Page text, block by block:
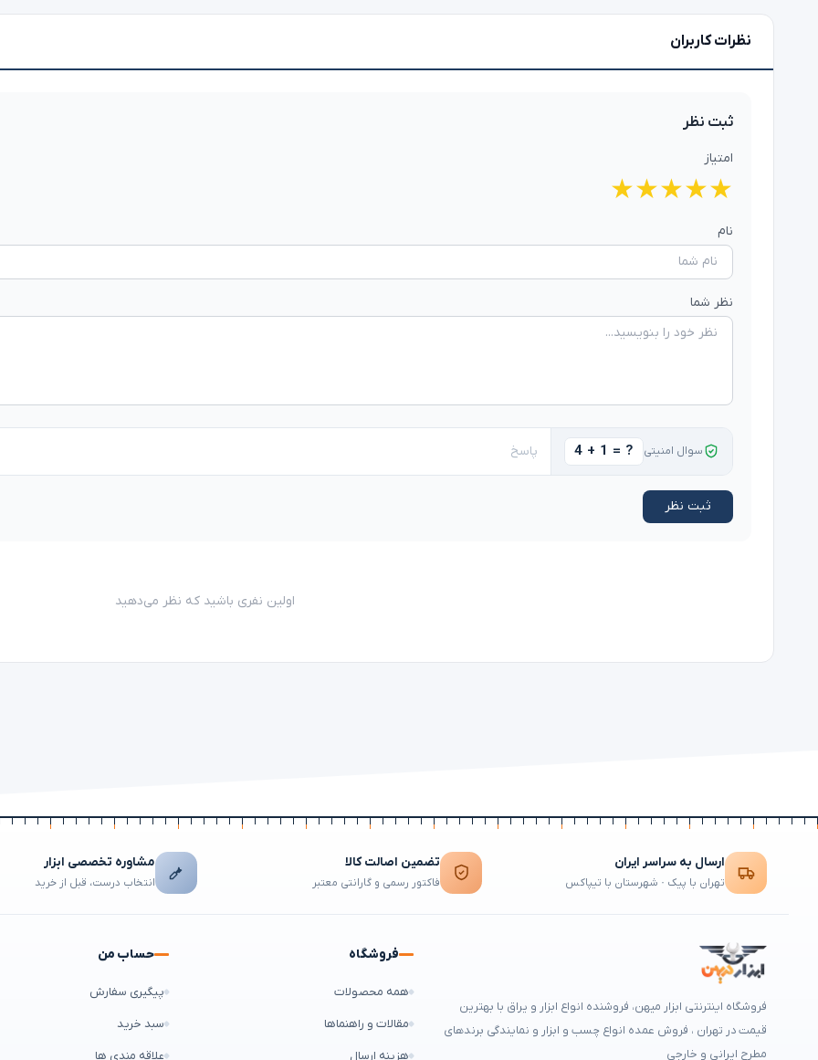
نظرات کاربران
ثبت نظر
امتیاز
★
★
★
★
★
نام
نظر شما
سوال امنیتی 4 + 1 = ?
ثبت نظر
اولین نفری باشید که نظر می‌دهید
ارسال به سراسر ایران
تهران با پیک · شهرستان با تیپاکس
تضمین اصالت کالا
فاکتور رسمی و گارانتی معتبر
مشاوره تخصصی ابزار
انتخاب درست، قبل از خرید
فروشگاه اینترنتی ابزار میهن، فروشنده انواع ابزار و یراق با بهترین
قیمت در تهران ، فروش عمده انواع چسب و ابزار و نمایندگی برندهای
مطرح ایرانی و خارجی
فروشگاه
همه محصولات
مقالات و راهنماها
هزینه ارسال
حساب من
پیگیری سفارش
سبد خرید
علاقه مندی ها